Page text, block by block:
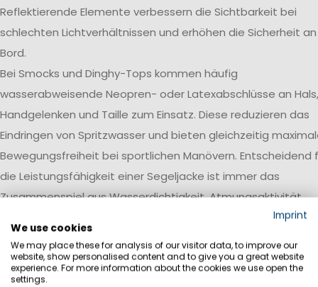
Reflektierende Elemente verbessern die Sichtbarkeit bei
schlechten Lichtverhältnissen und erhöhen die Sicherheit an
Bord.
Bei Smocks und Dinghy-Tops kommen häufig
wasserabweisende Neopren- oder Latexabschlüsse an Hals,
Handgelenken und Taille zum Einsatz. Diese reduzieren das
Eindringen von Spritzwasser und bieten gleichzeitig
Bewegungsfreiheit bei sportlichen Manövern. Entscheidend
die Leistungsfähigkeit einer Segeljacke ist immer das
Zusammenspiel aus Wasserdichtigkeit, Atmungsaktivität,
Robustheit und einer auf den jeweiligen Einsatzbereich
abgestimmten Ausstattung.
Wasserdichtigkeit
Imprint
We use cookies
We may place these for analysis of our visitor data, to improve our
website, show personalised content and to give you a great website
experience. For more information about the cookies we use open the
settings.